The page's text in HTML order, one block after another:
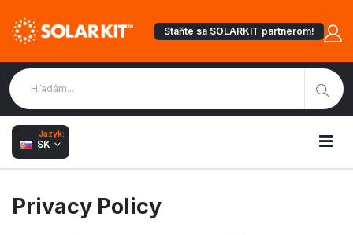
Staňte sa SOLARKIT partnerom!
Jazyk:
SK
Privacy Policy